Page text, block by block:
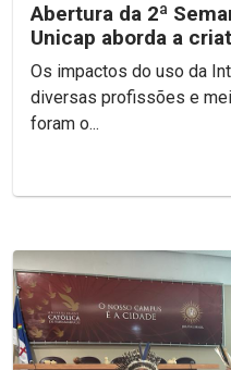
Abertura da 2ª
Unicap aborda a
inteligência...
Os impactos do uso da
diversas profissões e
foram o...